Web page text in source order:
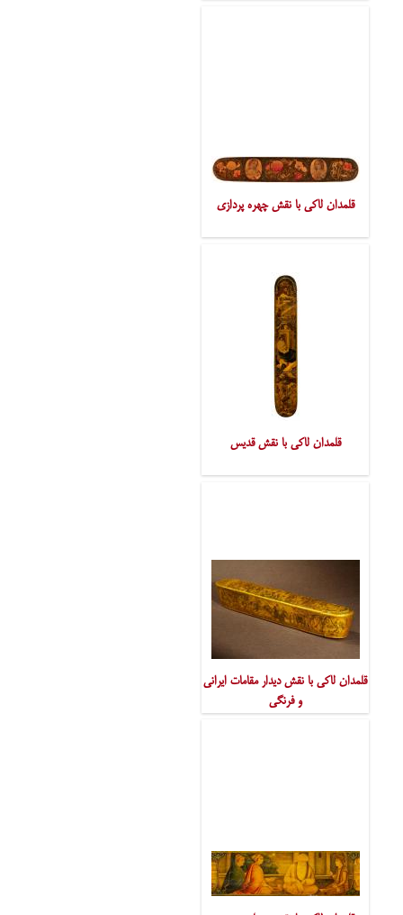
قلمدان لاکی با نقش چهره پردازی
قلمدان لاکی با نقش قدیس
قلمدان لاکی با نقش دیدار مقامات ایرانی
و فرنگی